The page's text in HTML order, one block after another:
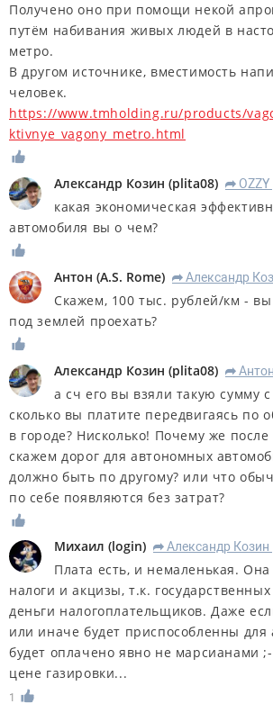
Получено оно при помощи некой
путём набивания живых людей в
метро.
В другом источнике, вместимость
человек.
https://www.tmholding.ru/products/
ktivnye_vagony_metro.html
Александр Козин (plita08) R OZZY
какая экономическая
автомобиля вы о чем?
Антон (A.S. Rome) R Александр
Скажем, 100 тыс. рублей/км -
под землей проехать?
Александр Козин (plita08) R Антон
а сч его вы взяли такую сумму с
сколько вы платите передвигаясь по
в городе? Нисколько! Почему же после
скажем дорог для автономных
должно быть по другому? или что
по себе появляются без затрат?
Михаил (login) R Александр Козин
Плата есть, и немаленькая.
налоги и акцизы, т.к.
деньги налогоплательщиков. Даже
или иначе будет приспособленны для
будет оплачено явно не марсианами
цене газировки...
1